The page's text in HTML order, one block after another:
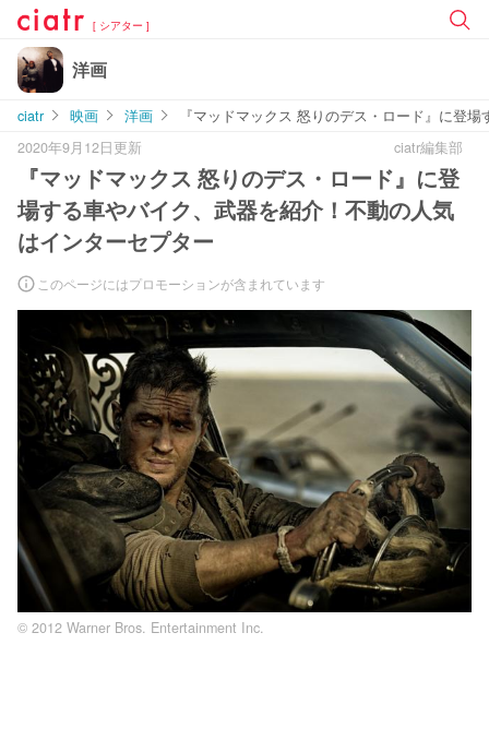
[ シアター ]
洋画
ciatr 映画 洋画
『マッドマックス 怒りのデス・ロード』に登
2020年9月12日更新
ciatr編集部
『マッドマックス 怒りのデス・ロード』に登
場する車やバイク、武器を紹介！不動の人気
はインターセプター
このページにはプロモーションが含まれています
© 2012 Warner Bros. Entertainment Inc.